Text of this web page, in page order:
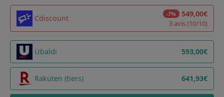
Cdiscount -7% 549,00€
3 avis (10/10)
Ubaldi 593,00€
Rakuten (tiers) 641,93€